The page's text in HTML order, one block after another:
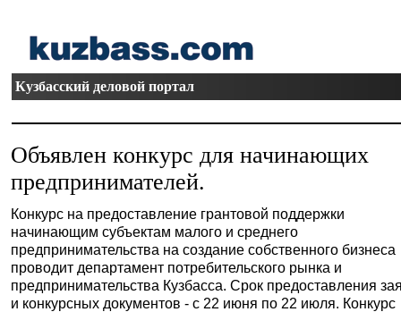
Кузбасский деловой портал
Объявлен конкурс для начинающих
предпринимателей.
Конкурс на предоставление грантовой поддержки
начинающим субъектам малого и среднего
предпринимательства на создание собственного бизнеса
проводит департамент потребительского рынка и
предпринимательства Кузбасса. Срок предоставления
и конкурсных документов - с 22 июня по 22 июля. Конкурс